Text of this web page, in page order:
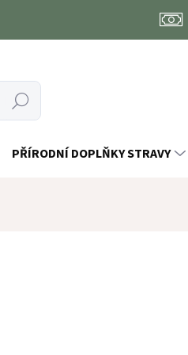
Hledat
PŘÍRODNÍ DOPLŇKY STRAVY